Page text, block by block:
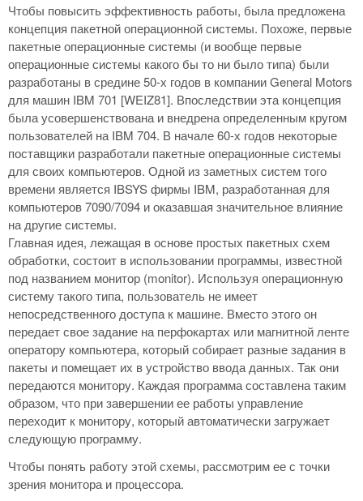
Чтобы повысить эффективность работы, была предложена
концепция пакетной операционной системы. Похоже, первые
пакетные операционные системы (и вообще первые
операционные системы какого бы то ни было типа) были
разработаны в средине 50-х годов в компании General Motors
для машин IBM 701 [WEIZ81]. Впоследствии эта концепция
была усовершенствована и внедрена определенным кругом
пользователей на IBM 704. В начале 60-х годов некоторые
поставщики разработали пакетные операционные системы
для своих компьютеров. Одной из заметных систем того
времени является IBSYS фирмы IBM, разработанная для
компьютеров 7090/7094 и оказавшая значительное влияние
на другие системы.
Главная идея, лежащая в основе простых пакетных схем
обработки, состоит в использовании программы, известной
под названием монитор (monitor). Используя операционную
систему такого типа, пользователь не имеет
непосредственного доступа к машине. Вместо этого он
передает свое задание на перфокартах или магнитной ленте
оператору компьютера, который собирает разные задания в
пакеты и помещает их в устройство ввода данных. Так они
передаются монитору. Каждая программа составлена таким
образом, что при завершении ее работы управление
переходит к монитору, который автоматически загружает
следующую программу.
Чтобы понять работу этой схемы, рассмотрим ее с точки
зрения монитора и процессора.